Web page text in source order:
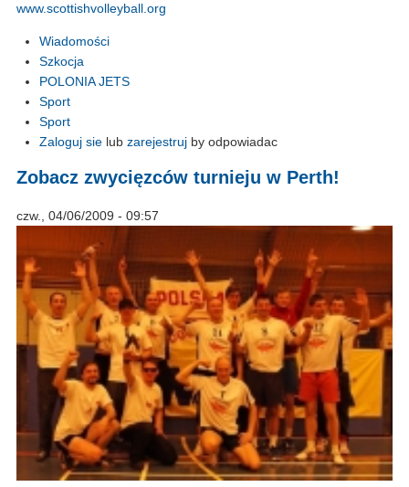
www.scottishvolleyball.org
Wiadomości
Szkocja
POLONIA JETS
Sport
Sport
Zaloguj sie lub zarejestruj by odpowiadac
Zobacz zwycięzców turnieju w Perth!
czw., 04/06/2009 - 09:57